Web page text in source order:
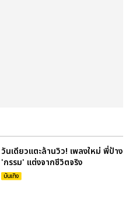
วันเดียวแตะล้านวิว! เพลงใหม่ พี่ป้าง
'กรรม' แต่งจากชีวิตจริง
บันเทิง